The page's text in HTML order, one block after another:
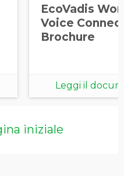
EcoVadis
Voice
Brochure
Leggi il
iniziale